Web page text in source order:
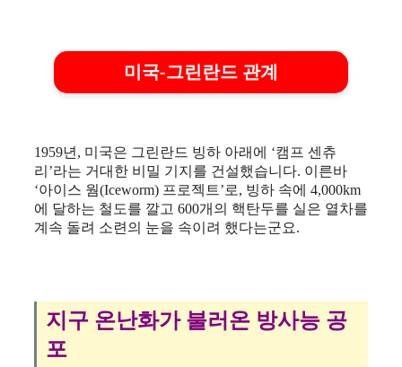
미국-그린란드 관계
1959년, 미국은 그린란드 빙하 아래에 ‘캠프 센츄
리’라는 거대한 비밀 기지를 건설했습니다. 이른바
‘아이스 웜(Iceworm) 프로젝트’로, 빙하 속에 4,000km
에 달하는 철도를 깔고 600개의 핵탄두를 실은 열차를
계속 돌려 소련의 눈을 속이려 했다는군요.
지구 온난화가 불러온 방사능 공
포